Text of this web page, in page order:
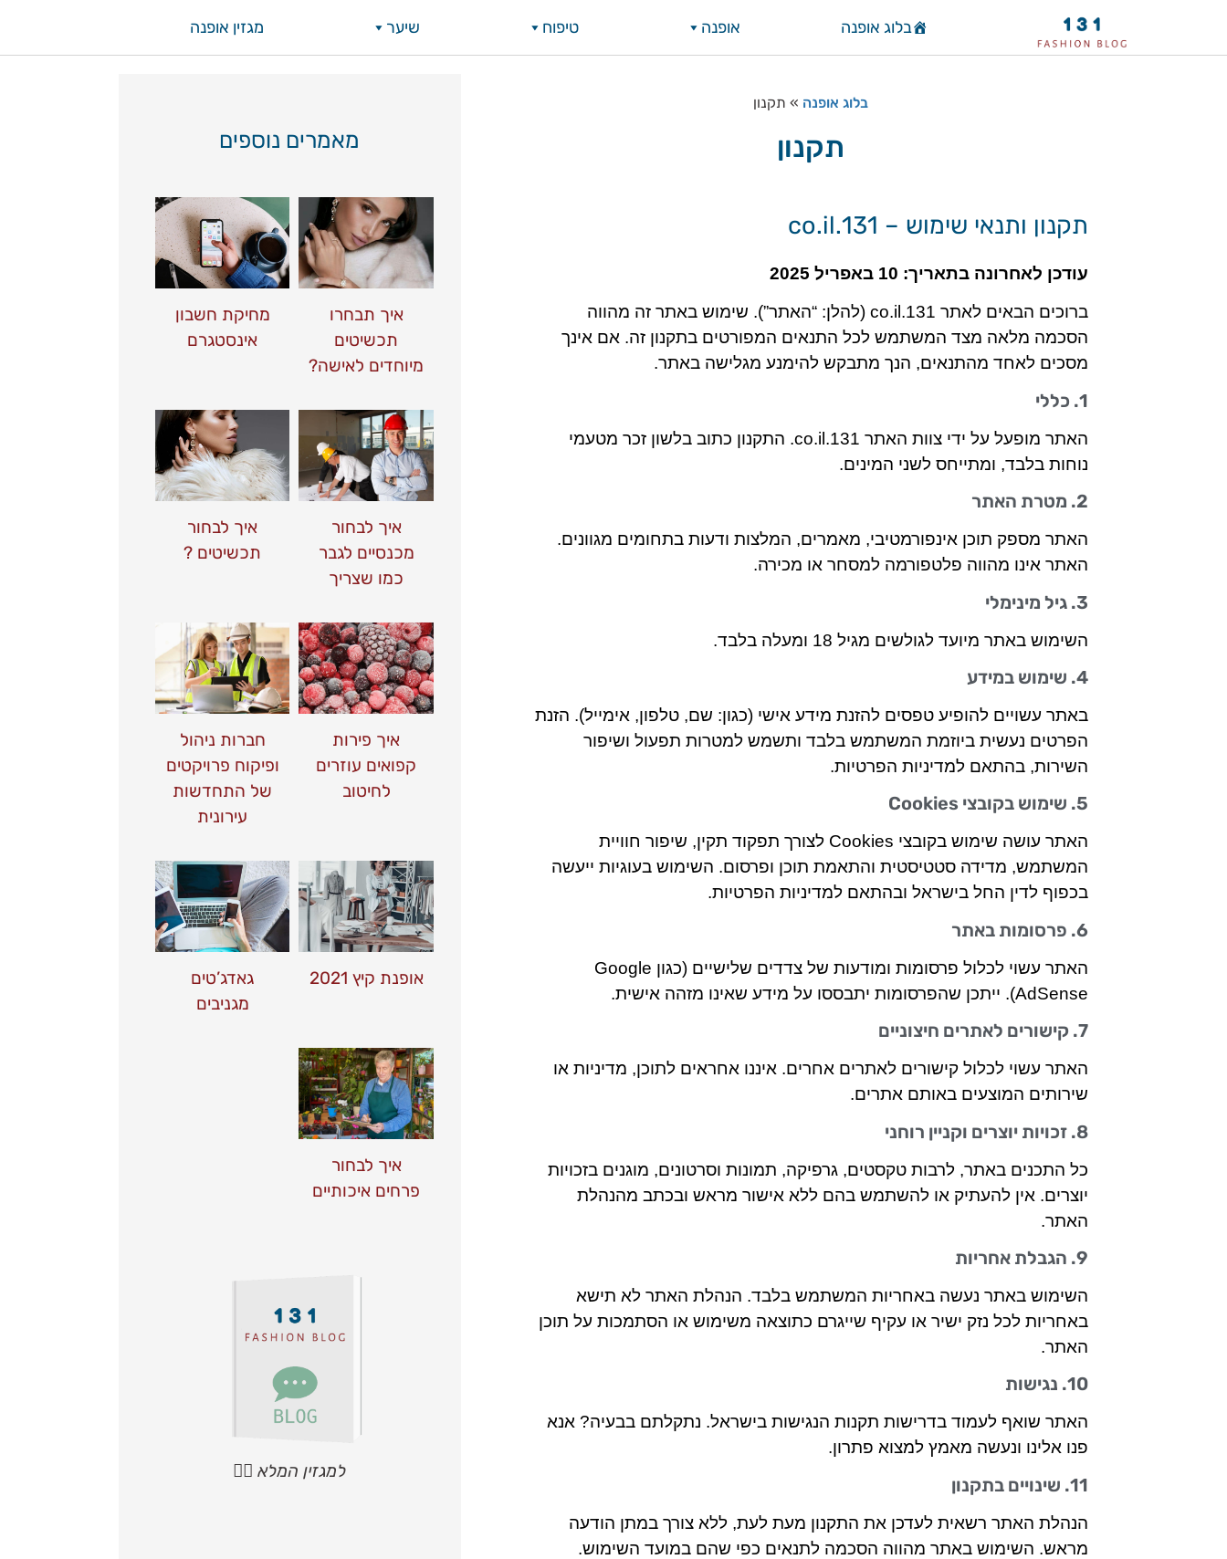
בלוג אופנה אופנה טיפוח שיער מגזין אופנה
בלוג אופנה » תקנון
תקנון
תקנון ותנאי שימוש – 131.co.il
עודכן לאחרונה בתאריך: 10 באפריל 2025
ברוכים הבאים לאתר 131.co.il (להלן: “האתר”). שימוש באתר זה מהווה
הסכמה מלאה מצד המשתמש לכל התנאים המפורטים בתקנון זה. אם אינך
מסכים לאחד מהתנאים, הנך מתבקש להימנע מגלישה באתר.
1. כללי
האתר מופעל על ידי צוות האתר 131.co.il. התקנון כתוב בלשון זכר מטעמי
נוחות בלבד, ומתייחס לשני המינים.
2. מטרת האתר
האתר מספק תוכן אינפורמטיבי, מאמרים, המלצות ודעות בתחומים מגוונים.
האתר אינו מהווה פלטפורמה למסחר או מכירה.
3. גיל מינימלי
השימוש באתר מיועד לגולשים מגיל 18 ומעלה בלבד.
4. שימוש במידע
באתר עשויים להופיע טפסים להזנת מידע אישי (כגון: שם, טלפון, אימייל). הזנת
הפרטים נעשית ביוזמת המשתמש בלבד ותשמש למטרות תפעול ושיפור
השירות, בהתאם למדיניות הפרטיות.
5. שימוש בקובצי Cookies
האתר עושה שימוש בקובצי Cookies לצורך תפקוד תקין, שיפור חוויית
המשתמש, מדידה סטטיסטית והתאמת תוכן ופרסום. השימוש בעוגיות ייעשה
בכפוף לדין החל בישראל ובהתאם למדיניות הפרטיות.
6. פרסומות באתר
האתר עשוי לכלול פרסומות ומודעות של צדדים שלישיים (כגון Google
AdSense). ייתכן שהפרסומות יתבססו על מידע שאינו מזהה אישית.
7. קישורים לאתרים חיצוניים
האתר עשוי לכלול קישורים לאתרים אחרים. איננו אחראים לתוכן, מדיניות או
שירותים המוצעים באותם אתרים.
8. זכויות יוצרים וקניין רוחני
כל התכנים באתר, לרבות טקסטים, גרפיקה, תמונות וסרטונים, מוגנים בזכויות
יוצרים. אין להעתיק או להשתמש בהם ללא אישור מראש ובכתב מהנהלת
האתר.
9. הגבלת אחריות
השימוש באתר נעשה באחריות המשתמש בלבד. הנהלת האתר לא תישא
באחריות לכל נזק ישיר או עקיף שייגרם כתוצאה משימוש או הסתמכות על תוכן
האתר.
10. נגישות
האתר שואף לעמוד בדרישות תקנות הנגישות בישראל. נתקלתם בבעיה? אנא
פנו אלינו ונעשה מאמץ למצוא פתרון.
11. שינויים בתקנון
הנהלת האתר רשאית לעדכן את התקנון מעת לעת, ללא צורך במתן הודעה
מראש. השימוש באתר מהווה הסכמה לתנאים כפי שהם במועד השימוש.
מאמרים נוספים
איך תבחרו
תכשיטים
מיוחדים לאישה?
מחיקת חשבון
אינסטגרם
איך לבחור
מכנסיים לגבר
כמו שצריך
איך לבחור
תכשיטים ?
איך פירות
קפואים עוזרים
לחיטוב
חברות ניהול
ופיקוח פרויקטים
של התחדשות
עירונית
אופנת קיץ 2021
גאדג’טים
מגניבים
איך לבחור
פרחים איכותיים
למגזין המלא 👆🏼